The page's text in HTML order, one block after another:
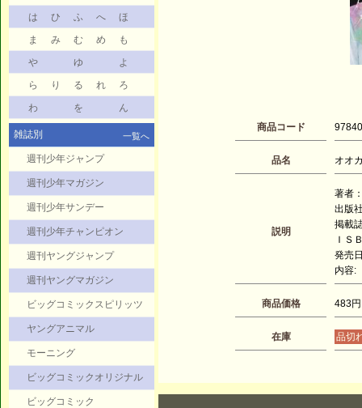
は
ひ ふ へ
ほ
ま
み む め
も
や
ゆ
よ
ら
り る れ
ろ
わ
を ん
雑誌別 一覧へ
週刊少年ジャンプ
週刊少年マガジン
週刊少年サンデー
週刊少年チャンピオン
週刊ヤングジャンプ
週刊ヤングマガジン
ビッグコミックスピリッツ
ヤングアニマル
モーニング
ビッグコミックオリジナル
ビッグコミック
商品コード
品名 オオ
説明
著者
出版
掲載
ＩＳ
発売
内容:
商品価格 483円
在庫 品切